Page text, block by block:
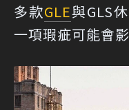
多款GLE與GLS
一項瑕疵可能會